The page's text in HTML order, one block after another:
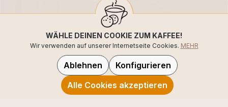
WÄHLE DEINEN COOKIE ZUM KAFFEE!
Wir verwenden auf unserer Internetseite Cookies. MEHR
Ablehnen
Konfigurieren
Alle Cookies akzeptieren